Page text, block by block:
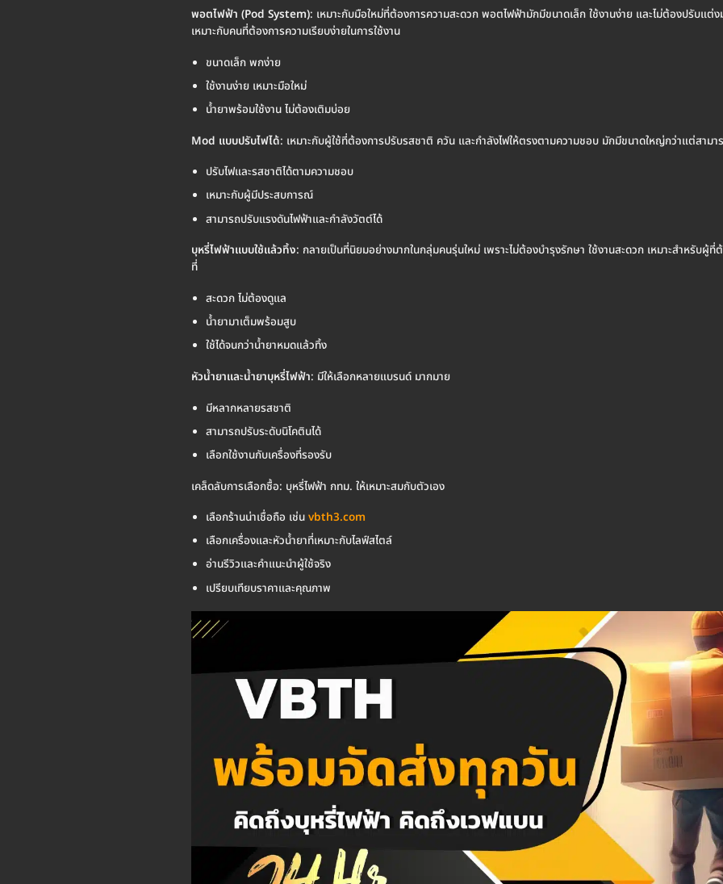
พอตไฟฟ้า (Pod System): เหมาะกับมือใหม่ที่ต้องการความสะดวก พอตไฟฟ้ามักมีขนาดเล็ก ใช้งานง่าย และไม่ต้องปรับแต่ง
เหมาะกับคนที่ต้องการความเรียบง่ายในการใช้งาน
ขนาดเล็ก พกง่าย
ใช้งานง่าย เหมาะมือใหม่
น้ำยาพร้อมใช้งาน ไม่ต้องเติมบ่อย
Mod แบบปรับไฟได้: เหมาะกับผู้ใช้ที่ต้องการปรับรสชาติ ควัน และกำลังไฟให้ตรงตามความชอบ มักมีขนาดใหญ่กว่าแต่สามา
ปรับไฟและรสชาติได้ตามความชอบ
เหมาะกับผู้มีประสบการณ์
สามารถปรับแรงดันไฟฟ้าและกำลังวัตต์ได้
บุหรี่ไฟฟ้าแบบใช้แล้วทิ้ง: กลายเป็นที่นิยมอย่างมากในกลุ่มคนรุ่นใหม่ เพราะไม่ต้องบำรุงรักษา ใช้งานสะดวก เหมาะสำหรับผู้
ที่
สะดวก ไม่ต้องดูแล
น้ำยามาเต็มพร้อมสูบ
ใช้ได้จนกว่าน้ำยาหมดแล้วทิ้ง
หัวน้ำยาและน้ำยาบุหรี่ไฟฟ้า: มีให้เลือกหลายแบรนด์ มากมาย
มีหลากหลายรสชาติ
สามารถปรับระดับนิโคตินได้
เลือกใช้งานกับเครื่องที่รองรับ
เคล็ดลับการเลือกซื้อ: บุหรี่ไฟฟ้า กทม. ให้เหมาะสมกับตัวเอง
เลือกร้านน่าเชื่อถือ เช่น vbth3.com
เลือกเครื่องและหัวน้ำยาที่เหมาะกับไลฟ์สไตล์
อ่านรีวิวและคำแนะนำผู้ใช้จริง
เปรียบเทียบราคาและคุณภาพ